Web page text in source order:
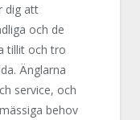
dig att
och de
tillit och tro
Änglarna
service, och
behov